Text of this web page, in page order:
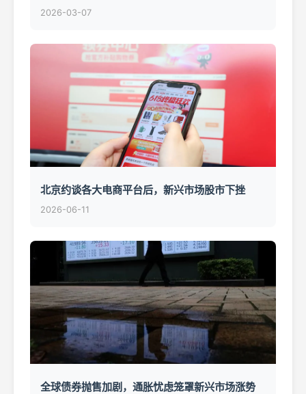
2026-03-07
北京约谈各大电商平台后，新兴市场股市下挫
2026-06-11
全球债券抛售加剧，通胀忧虑笼罩新兴市场涨势